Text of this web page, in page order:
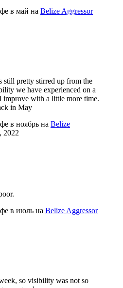
в май на Belize Aggressor
still pretty stirred up from the
we have experienced on a
with a little more time.
in May
в ноябрь на Belize
2022
в июль на Belize Aggressor
so visibility was not so